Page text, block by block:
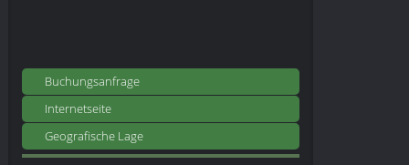
Buchungsanfrage
Internetseite
Geografische Lage